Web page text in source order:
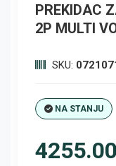
PREKIDAC
2P MULTI
SKU:
NA STANJU